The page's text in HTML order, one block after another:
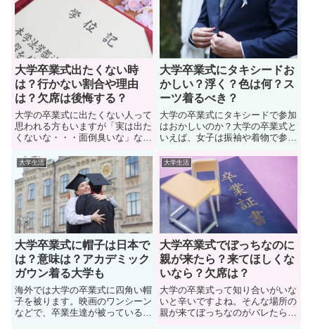
（何月まで）使えるのか？知りた
い学生も多い。では、大学の卒業
式の後はいつまでが学生扱いなの
か？詳しく見ていこう。
く人がおらず「周りはどうなの
か？」知りたがっている学生も多
い。では、大学の卒業式に誰かと
行くものなのか？見ていこう。
大学卒業式出たくない時
は？行かない割合や理由
は？欠席は後悔する？
大学の卒業式に出たくない人って
思われる方もいますが「実は出た
くないな・・・面倒臭いな」なん
実、友達もいないしと、大学の卒
業式を出たくないと悩んでいる学
生も多い。確かに一人参加だと不
安になります。では、大学の卒業
式出たくないときはどうなのか？
お悩みを解決していこう。
大学卒業式にタキシードお
かしい？浮く？色は何？ス
ーツ着るべき？
大学の卒業式にタキシードで参加
はおかしいのか？大学の卒業式と
いえば、女子は振袖や着物で参加
ほとんどです。大学の卒業式にタ
キシードを着ていこうかと思うけ
ど「おかしくないか？浮かない
か？」悩んでいる学生も多い。で
は、大学の卒業式にタキシードお
かしいのか？詳しく見ていきこう
大学生活
大学卒業式に帽子は日本で
は？意味は？アカデミック
ガウン着る大学も
海外では大学の卒業式に四角い帽
子を被ります。映画のワンシーン
などで、卒業生達が被っている四
大学生活
大学卒業式でぼっちなのに
親が来たら？来てほしくな
いなら？欠席は？
大学の卒業式って知り合いがいな
いと辛いですよね。そんな場所の
親が来てぼっちなのがバレたら、